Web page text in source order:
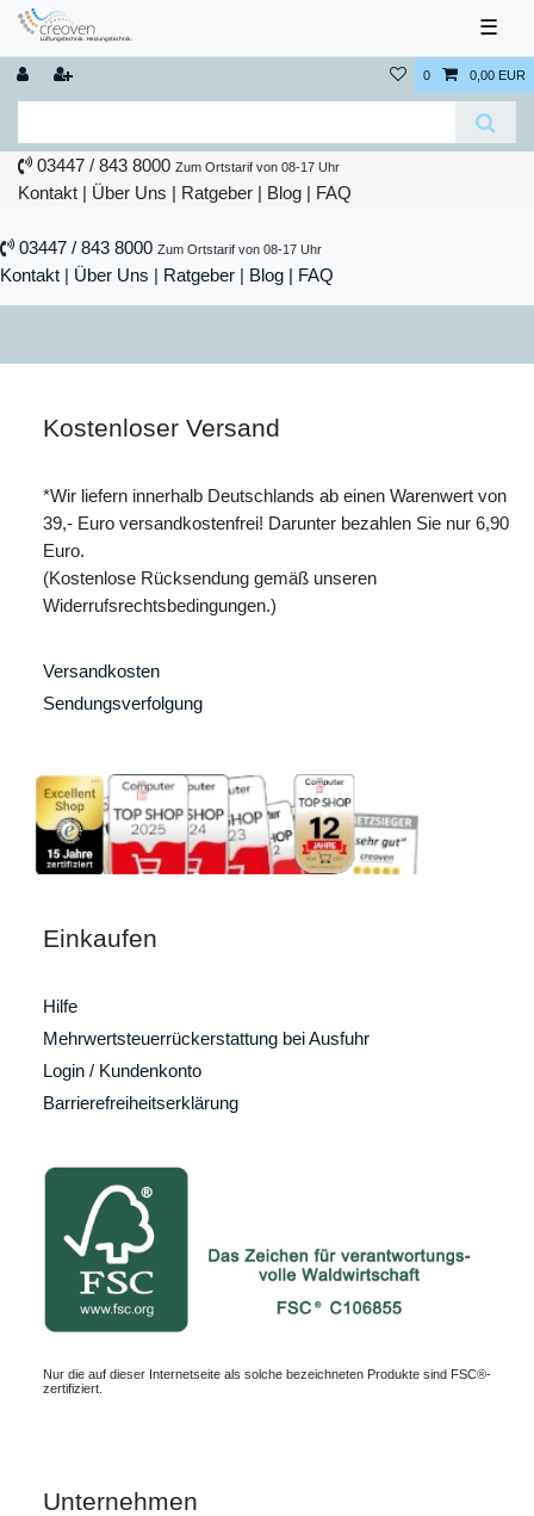
☰
0 0,00 EUR
03447 / 843 8000 Zum Ortstarif von 08-17 Uhr
Kontakt | Über Uns | Ratgeber | Blog | FAQ
03447 / 843 8000 Zum Ortstarif von 08-17 Uhr
Kontakt | Über Uns | Ratgeber | Blog | FAQ
Kostenloser Versand
*Wir liefern innerhalb Deutschlands ab einen Warenwert von
39,- Euro versandkostenfrei! Darunter bezahlen Sie nur 6,90
Euro.
(Kostenlose Rücksendung gemäß unseren
Widerrufsrechtsbedingungen.)
Versandkosten
Sendungsverfolgung
Einkaufen
Hilfe
Mehrwertsteuerrückerstattung bei Ausfuhr
Login / Kundenkonto
Barrierefreiheitserklärung
Nur die auf dieser Internetseite als solche bezeichneten Produkte sind FSC®-
zertifiziert.
Unternehmen